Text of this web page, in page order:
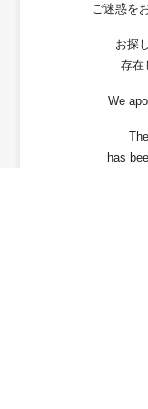
ご迷惑を
お探
存在
We
has